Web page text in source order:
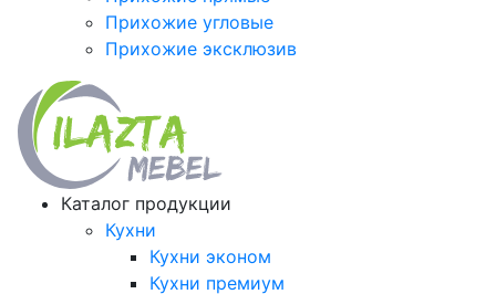
Прихожие угловые
Прихожие эксклюзив
Каталог продукции
Кухни
Кухни эконом
Кухни премиум